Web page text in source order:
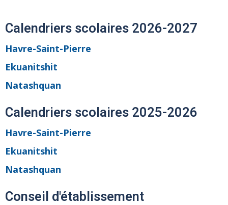
Calendriers scolaires 2026-2027
Havre-Saint-Pierre
Ekuanitshit
Natashquan
Calendriers scolaires 2025-2026
Havre-Saint-Pierre
Ekuanitshit
Natashquan
Conseil d'établissement